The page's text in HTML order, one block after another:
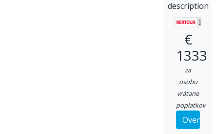
description
€
1333
za
osobu
vrátane
poplatkov
Overiť